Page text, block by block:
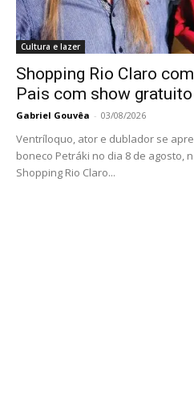
Cultura e lazer
Shopping Rio Claro
Pais com show
Gabriel Gouvêa - 03/08/2026
Ventríloquo, ator e dublador se
boneco Petráki no dia 8 de agosto,
Shopping Rio Claro...